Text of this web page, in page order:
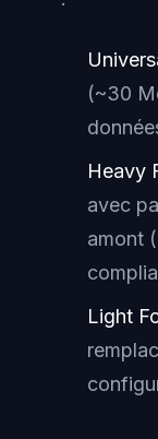
(~30
Heavy
avec
amont
Light